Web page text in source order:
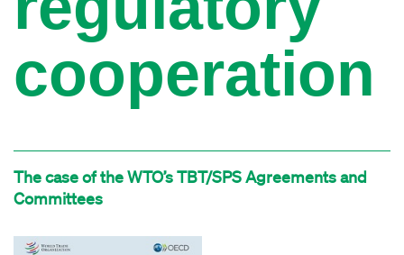
cooperation
The case of the WTO’s TBT/SPS Agreements and
Committees